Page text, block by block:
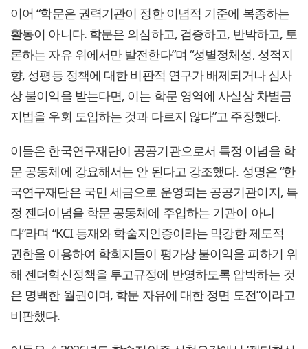
이어 “학문은 권력기관이 정한 이념적 기준에 복종하는
활동이 아니다. 학문은 의심하고, 검증하고, 반박하고, 토
론하는 자유 위에서만 발전한다”며 “성별정체성, 성적지
향, 성평등 정책에 대한 비판적 연구가 배제되거나 심사
상 불이익을 받는다면, 이는 학문 영역에 사실상 차별금
지법을 우회 도입하는 것과 다르지 않다”고 주장했다.
이들은 한국연구재단이 공공기관으로서 특정 이념을 학
문 공동체에 강요해서는 안 된다고 강조했다. 성명은 “한
국연구재단은 국민 세금으로 운영되는 공공기관이지, 특
정 젠더이념을 학문 공동체에 주입하는 기관이 아니
다”라며 “KCI 등재와 학술지인증이라는 막강한 제도적
권한을 이용하여 학회지들이 평가상 불이익을 피하기 위
해 젠더혁신정책을 투고규정에 반영하도록 압박하는 것
은 명백한 월권이며, 학문 자유에 대한 정면 도전”이라고
비판했다.